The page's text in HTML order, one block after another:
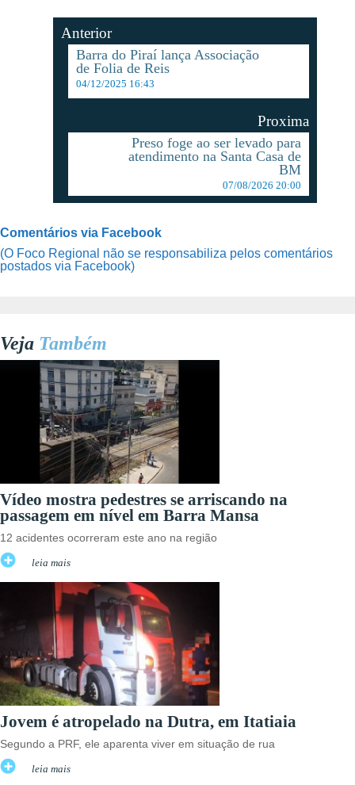
Anterior
Barra do Piraí lança Associação
de Folia de Reis
04/12/2025 16:43
Proxima
Preso foge ao ser levado para
atendimento na Santa Casa de
BM
07/08/2026 20:00
Comentários via Facebook
(O Foco Regional não se responsabiliza pelos comentários
postados via Facebook)
Veja Também
Vídeo mostra pedestres se arriscando na
passagem em nível em Barra Mansa
12 acidentes ocorreram este ano na região
leia mais
Jovem é atropelado na Dutra, em Itatiaia
Segundo a PRF, ele aparenta viver em situação de rua
leia mais